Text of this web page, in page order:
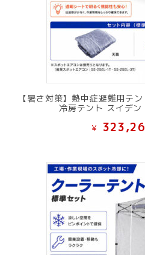
【暑さ対策】熱中症避難用テ
冷房テント スイデ
¥